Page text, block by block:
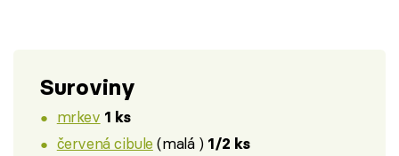
Suroviny
mrkev 1 ks
červená cibule (malá ) 1/2 ks